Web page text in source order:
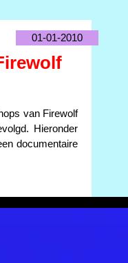
01-01-2010
van Firewolf
Hieronder
documentaire